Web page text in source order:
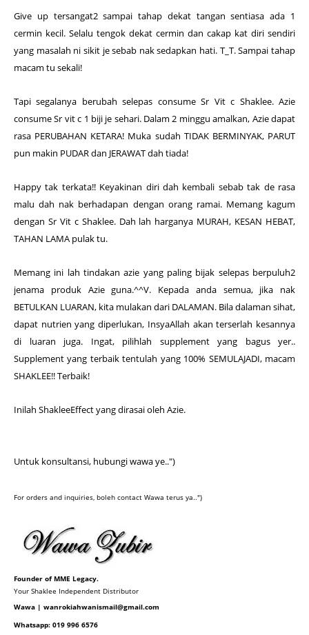
Give up tersangat2 sampai tahap dekat tangan sentiasa ada 1
cermin kecil. Selalu tengok dekat cermin dan cakap kat diri sendiri
yang masalah ni sikit je sebab nak sedapkan hati. T_T. Sampai tahap
macam tu sekali!
Tapi segalanya berubah selepas consume Sr Vit c Shaklee. Azie
consume Sr vit c 1 biji je sehari. Dalam 2 minggu amalkan, Azie dapat
rasa PERUBAHAN KETARA! Muka sudah TIDAK BERMINYAK, PARUT
pun makin PUDAR dan JERAWAT dah tiada!
Happy tak terkata!! Keyakinan diri dah kembali sebab tak de rasa
malu dah nak berhadapan dengan orang ramai. Memang kagum
dengan Sr Vit c Shaklee. Dah lah harganya MURAH, KESAN HEBAT,
TAHAN LAMA pulak tu.
Memang ini lah tindakan azie yang paling bijak selepas berpuluh2
jenama produk Azie guna.^^V. Kepada anda semua, jika nak
BETULKAN LUARAN, kita mulakan dari DALAMAN. Bila dalaman sihat,
dapat nutrien yang diperlukan, InsyaAllah akan terserlah kesannya
di luaran juga. Ingat, pilihlah supplement yang bagus yer..
Supplement yang terbaik tentulah yang 100% SEMULAJADI, macam
SHAKLEE!! Terbaik!
Inilah ShakleeEffect yang dirasai oleh Azie.
Untuk konsultansi, hubungi wawa ye..")
For orders and inquiries, boleh contact Wawa terus ya..")
Founder of MME Legacy.
Your Shaklee Independent Distributor
Wawa | wanrokiahwanismail@gmail.com
Whatsapp: 019 996 6576